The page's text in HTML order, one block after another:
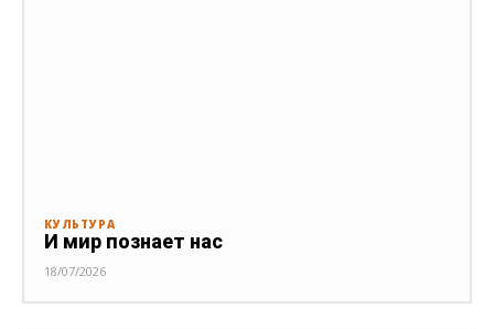
КУЛЬТУРА
И мир познает нас
18/07/2026